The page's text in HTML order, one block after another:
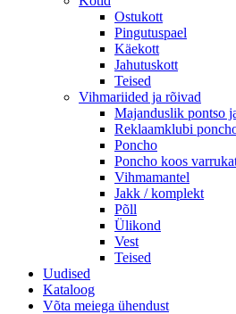
Ostukott
Pingutuspael
Käekott
Jahutuskott
Teised
Vihmariided ja rõivad
Majanduslik pontso
Reklaamklubi
Poncho
Poncho koos
Vihmamantel
Jakk / komplekt
Põll
Ülikond
Vest
Teised
Uudised
Kataloog
Võta meiega ühendust